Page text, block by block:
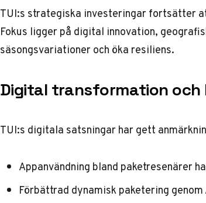
TUI:s strategiska investeringar fortsätter
Fokus ligger på digital innovation,
säsongsvariationer och öka resiliens.
Digital transformation och
TUI:s digitala satsningar har gett
Appanvändning bland paketresenärer
Förbättrad dynamisk paketering